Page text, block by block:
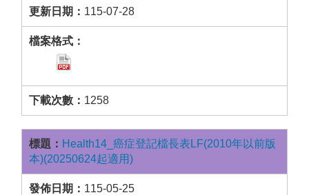
115-07-28
1258
Health14_癌症登記檔長表LF(2010年以前版
本)(20250624起適用)
115-05-25